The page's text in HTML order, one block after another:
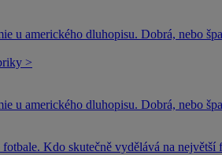
u amerického dluhopisu. Dobrá, nebo
>
u amerického dluhopisu. Dobrá, nebo
Kdo skutečně vydělává na největší